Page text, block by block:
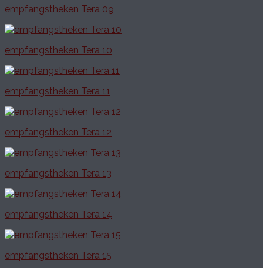
empfangstheken Tera 09
empfangstheken Tera 10
empfangstheken Tera 11
empfangstheken Tera 12
empfangstheken Tera 13
empfangstheken Tera 14
empfangstheken Tera 15